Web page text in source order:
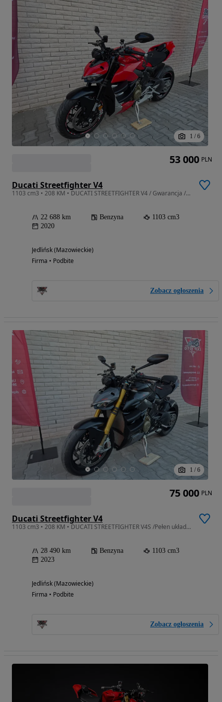
1 / 6
Ducati Streetfighter V4
1103 cm3 • 208 KM • DUCATI STREETFIGHTER V4 / Gwarancja / Transport
22 688 km Benzyna
1103 cm3
2020
Jedlińsk (Mazowieckie)
Firma • Podbite
Zobacz ogłoszenia
53 000 PLN
1 / 6
Ducati Streetfighter V4
1103 cm3 • 208 KM • DUCATI STREETFIGHTER V4S /Pełen układ Akrapovic / Gwarancja/ GREY NERO
28 490 km Benzyna
1103 cm3
2023
Jedlińsk (Mazowieckie)
Firma • Podbite
Zobacz ogłoszenia
75 000 PLN